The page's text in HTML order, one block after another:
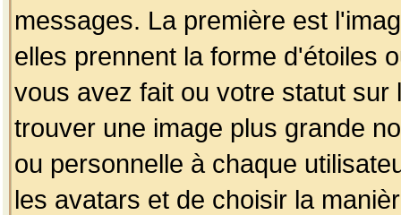
messages. La première est
elles prennent la forme d'étoiles
vous avez fait ou votre statut
trouver une image plus grande
ou personnelle à chaque
les avatars et de choisir la